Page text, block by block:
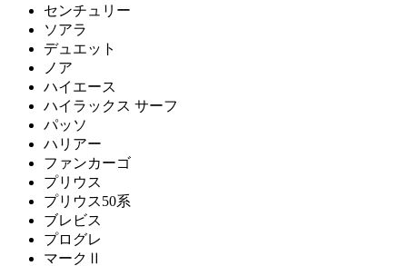
センチュリー
ソアラ
デュエット
ノア
ハイエース
ハイラックス サーフ
パッソ
ハリアー
ファンカーゴ
プリウス
プリウス50系
ブレビス
プログレ
マークⅡ